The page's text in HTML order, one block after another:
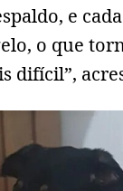
e
o que
difícil”,